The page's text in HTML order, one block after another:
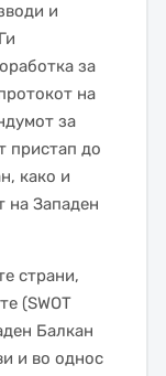
и
за
на
за
пристап до
како и
на Западен
страни,
(SWOT
Балкан
и во однос